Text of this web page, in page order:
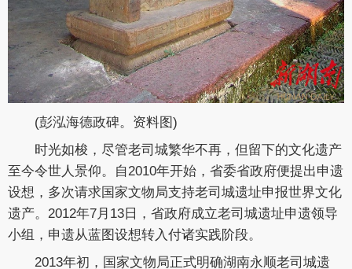
(彭泓海德政碑。资料图)
时光如梭，尽管老司城繁华不再，但留下的文化遗产
至今令世人景仰。自2010年开始，省委省政府便提出申遗
设想，多次请求国家文物局支持老司城遗址申报世界文化
遗产。2012年7月13日，省政府成立老司城遗址申遗领导
小组，申遗从蓝图设想转入付诸实践阶段。
2013年初，国家文物局正式明确湖南永顺老司城遗